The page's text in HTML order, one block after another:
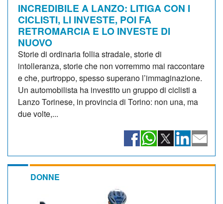
INCREDIBILE A LANZO: LITIGA CON I
CICLISTI, LI INVESTE, POI FA
RETROMARCIA E LO INVESTE DI
NUOVO
Storie di ordinaria follia stradale, storie di
intolleranza, storie che non vorremmo mai raccontare
e che, purtroppo, spesso superano l’immaginazione.
Un automobilista ha investito un gruppo di ciclisti a
Lanzo Torinese, in provincia di Torino: non una, ma
due volte,...
DONNE